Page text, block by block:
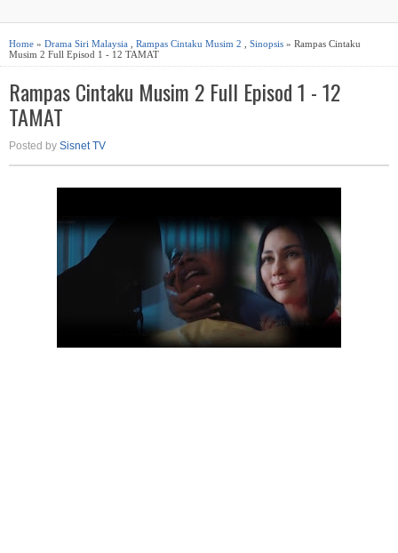
Home » Drama Siri Malaysia Rampas Cintaku Musim 2 Sinopsis » Rampas Cintaku
Musim 2 Full Episod 1 - 12 TAMAT
Rampas Cintaku Musim 2 Full Episod 1 - 12
TAMAT
Posted by Sisnet TV